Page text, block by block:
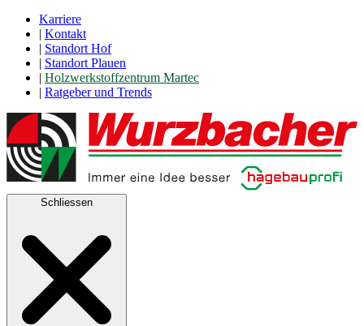
Karriere
| Kontakt
| Standort Hof
| Standort Plauen
| Holzwerkstoffzentrum Martec
| Ratgeber und Trends
Schliessen